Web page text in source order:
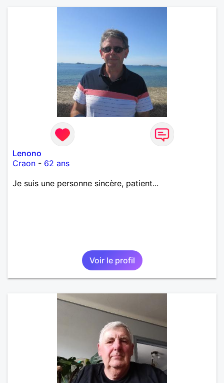
Lenono
Craon - 62 ans
Je suis une personne sincère, patient...
Voir le profil